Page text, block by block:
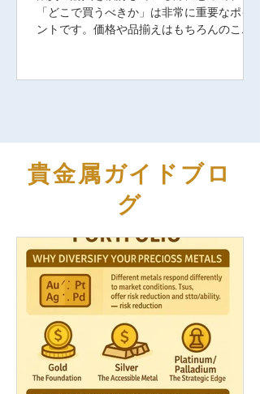
「どこで買うべきか」は非常に重要なポイ
ントです。価格や品揃えはもちろんのこ
素を考慮する必要があります。 本記事で
を購入できる情報をお届けします。 なぜ銀
貨が人気なのか？ まずは、銀貨の投資・収
集としての魅力を簡単におさらいしておき
ましょう。 ✅ 銀貨のメリット 金よりも手ご
おり、 高い流動性 一部の銀貨は 法定通貨と
しての価値 も持つ 歴史的背景やデザインの
魅力で コレクター人気が高い インフレ対
策、実物資産としての 価値保存手段 これら
の理由から、日本でも金貨と並び「銀貨投
資」が注目されています。 銀貨を購入する
際に見るべきポイント 1. 信頼性のある販売
元かどうか 運営会社の実績や取扱歴、第三
者評価（Googleレビュー、SNSの口コミ）
貴金属ガイドブロ
グ